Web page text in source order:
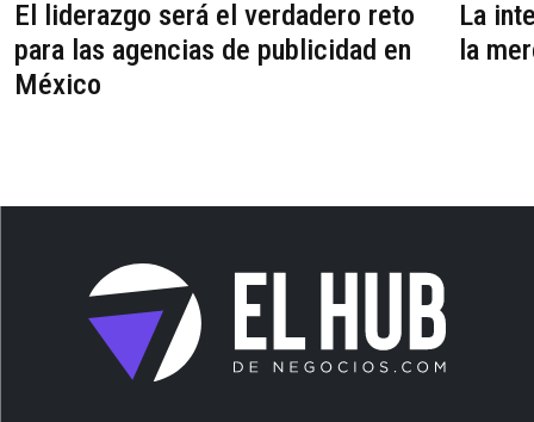
El liderazgo será el verdadero reto
para las agencias de publicidad en
México
La
la